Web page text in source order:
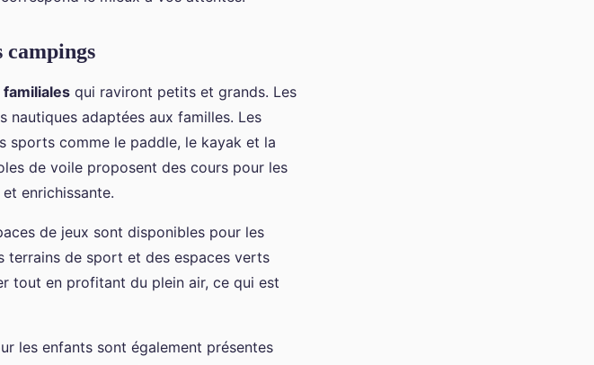
qui raviront petits et grands. Les
nautiques adaptées aux familles. Les
sports comme le paddle, le kayak et la
de voile proposent des cours pour les
enrichissante.
de jeux sont disponibles pour les
terrains de sport et des espaces verts
tout en profitant du plein air, ce qui est
les enfants sont également présentes